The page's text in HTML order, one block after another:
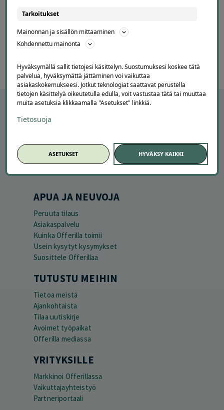
Page
APUA JA NEUVOJA
Peruuta tilaus
Asiakaspalvelu
Kuinka Offerilla toimii
Usein kysytyt kysymykset
Suosittele Offerillaa
TUTUSTU MEIHIN
Tietoa meistä
Ajankohtaista
Tilaa uutiskirje
Avoimet työpaikat
Offerilla mediassa
YRITYKSILLE
Markkinoi Offerillassa
Vaikuttajayhteistyö
Partneriportaali
Tarkoitukset
Mainonnan ja sisällön mittaaminen
Kohdennettu mainonta
Hyväksymällä sallit tietojesi käsittelyn. Suostumuksesi koskee tätä
palvelua, hyväksymättä jättäminen voi vaikuttaa
asiakaskokemukseesi. Jotkut teknologiat saattavat perustella
tietojen käsittelyä oikeutetulla edulla, voit vastustaa tätä tai muuttaa
muita asetuksia klikkaamalla "Asetukset" linkkiä.
Tietosuoja
ASETUKSET HYVÄKSY KAIKKI